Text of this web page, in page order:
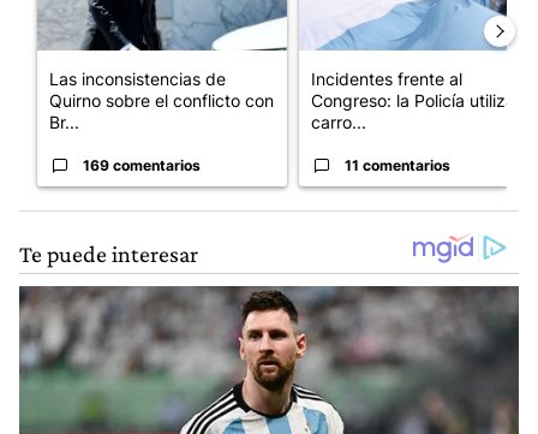
Las inconsistencias de
Quirno sobre el conflicto con
Br...
169 comentarios
Incidentes frente al
Congreso: la Policía utiliza
carro...
11 comentarios